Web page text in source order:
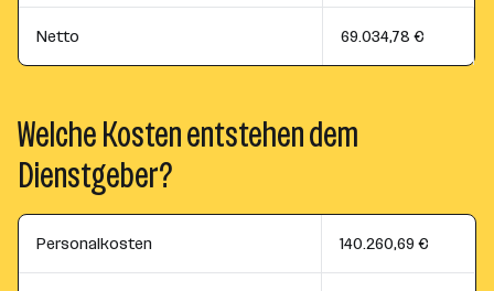
Netto 69.034,78 €
Welche Kosten entstehen dem
Dienstgeber?
Personalkosten 140.260,69 €